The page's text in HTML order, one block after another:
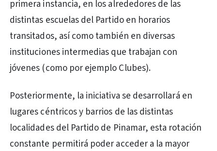
primera instancia, en los alrededores de las
distintas escuelas del Partido en horarios
transitados, así como también en diversas
instituciones intermedias que trabajan con
jóvenes (como por ejemplo Clubes).
Posteriormente, la iniciativa se desarrollará en
lugares céntricos y barrios de las distintas
localidades del Partido de Pinamar, esta rotación
constante permitirá poder acceder a la mayor